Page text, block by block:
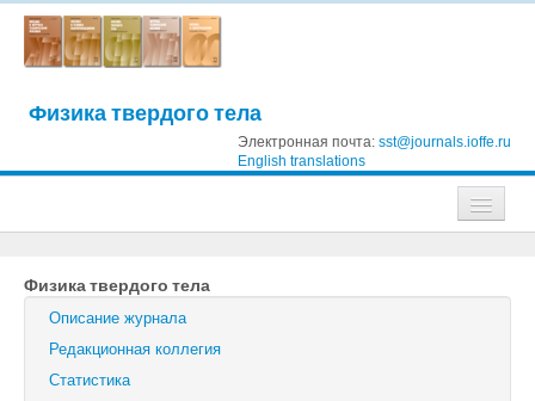
Физика твердого тела
Электронная почта: sst@journals.ioffe.ru
English translations
Журнал технической физики
Письма в Журнал технической физики
Физика твердого тела
Физика твердого тела
Описание журнала
Редакционная коллегия
Статистика